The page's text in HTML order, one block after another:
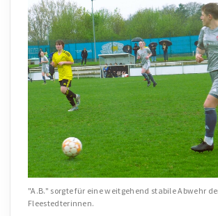
"A.B." sorgte für eine weitgehend stabile Abwehr
Fleestedterinnen.